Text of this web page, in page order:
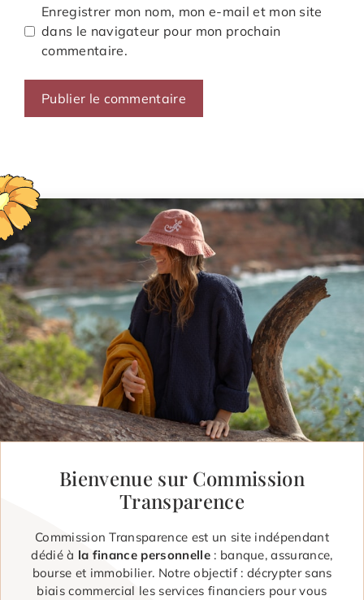
Enregistrer mon nom, mon e-mail et mon site
dans le navigateur pour mon prochain
commentaire.
Bienvenue sur Commission
Transparence
Commission Transparence est un site indépendant
dédié à la finance personnelle: banque, assurance,
bourse et immobilier. Notre objectif : décrypter sans
biais commercial les services financiers pour vous